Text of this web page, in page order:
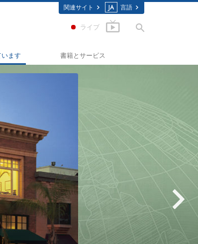
関連サイト JA 言語
ライブ
ます
さい：薬物
ォー･ヒューマンライ
会
･ボランティア･ミニ
書籍とサービス
向け講演
フィルム
のサービス